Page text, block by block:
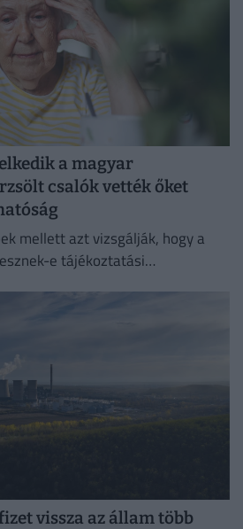
a magyar
csalók vették őket
mellett azt vizsgálják, hogy a
e tájékoztatási
vissza az állam több